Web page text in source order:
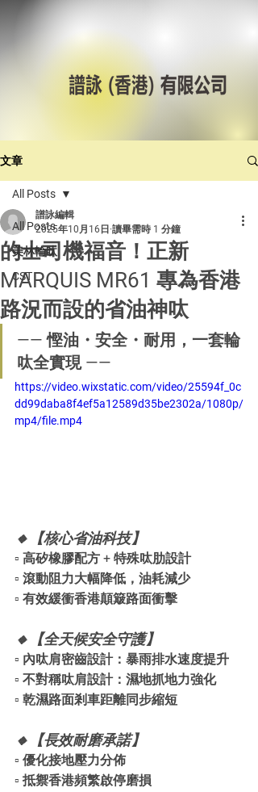
文章
All Posts
美林輪呔
CST
All Posts
的士司機福音！正新
MARQUIS MR61 專為香港
路況而設的省油神呔
譜詠編輯
2025年10月16日 讀畢需時 1 分鐘
—— 慳油・安全・耐用，一套輪
呔全實現 ——
https://video.wixstatic.com/video/25594f_0c
dd99daba8f4ef5a12589d35be2302a/1080p/
mp4/file.mp4
🔸【核心省油科技】
▫️ 高矽橡膠配方 + 特殊呔肋設計
▫️ 滾動阻力大幅降低，油耗減少
▫️ 有效緩衝香港顛簸路面衝擊
🔸【全天候安全守護】
▫️ 內呔肩密齒設計：暴雨排水速度提升
▫️ 不對稱呔肩設計：濕地抓地力強化
▫️ 乾濕路面剎車距離同步縮短
🔸【長效耐磨承諾】
▫️ 優化接地壓力分佈
▫️ 抵禦香港頻繁啟停磨損